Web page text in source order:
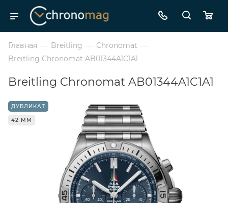
Главная — Breitling — Chronomat —
Breitling Chronomat AB01344A1C1A1
Breitling Chronomat AB01344A1C1A1
ДУБЛИКАТ
42 ММ